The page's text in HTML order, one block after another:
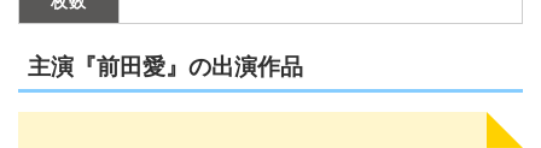
主演『前田愛』の出演作品